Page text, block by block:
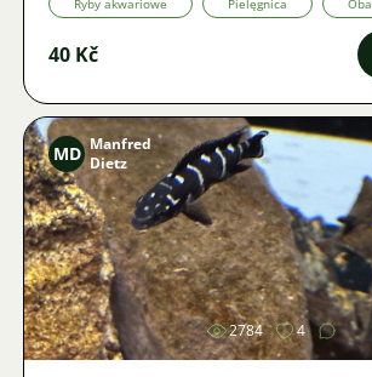
40 Kč
Zdjęcie
MD Manfred
Dietz
2784 4